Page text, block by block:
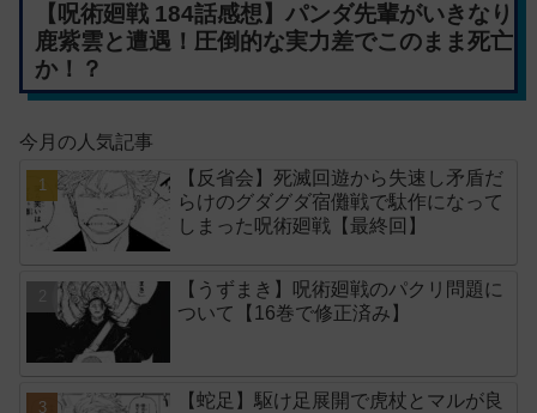
【呪術廻戦 184話感想】パンダ先輩がいきなり
鹿紫雲と遭遇！圧倒的な実力差でこのまま死亡
か！？
今月の人気記事
【反省会】死滅回遊から失速し矛盾だ
らけのグダグダ宿儺戦で駄作になって
しまった呪術廻戦【最終回】
【うずまき】呪術廻戦のパクリ問題に
ついて【16巻で修正済み】
【蛇足】駆け足展開で虎杖とマルが良